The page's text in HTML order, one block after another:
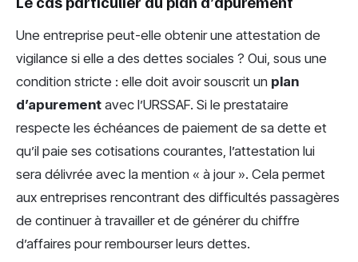
Une entreprise peut-elle obtenir une attestation de
vigilance si elle a des dettes sociales ? Oui, sous une
condition stricte : elle doit avoir souscrit un plan
d’apurement avec l’URSSAF. Si le prestataire
respecte les échéances de paiement de sa dette et
qu’il paie ses cotisations courantes, l’attestation lui
sera délivrée avec la mention « à jour ». Cela permet
aux entreprises rencontrant des difficultés passagères
de continuer à travailler et de générer du chiffre
d’affaires pour rembourser leurs dettes.